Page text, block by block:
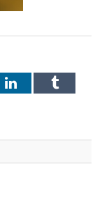
LinkedInTumblr